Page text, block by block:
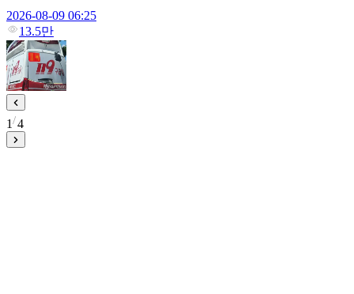
2026-08-09 06:25
13.5만
1 4